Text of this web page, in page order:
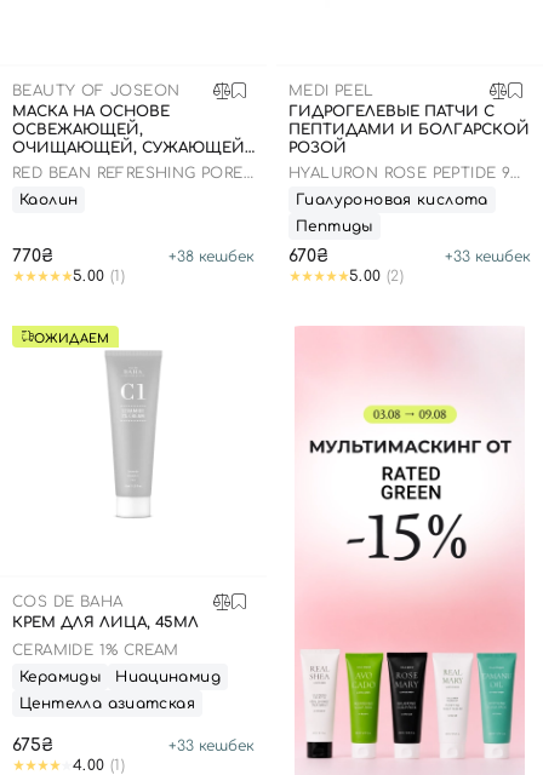
BEAUTY OF JOSEON
МАСКА НА ОСНОВЕ
ОСВЕЖАЮЩЕЙ,
ОЧИЩАЮЩЕЙ, СУЖАЮЩЕЙ
ПОРЫ БОБОВ 140МЛ
RED BEAN REFRESHING PORE
MASK
Каолин
770₴ +38 кешбек
5.00 (1)
MEDI PEEL
ГИДРОГЕЛЕВЫЕ ПАТЧИ С
ПЕПТИДАМИ И БОЛГАРСКОЙ
РОЗОЙ
HYALURON ROSE PEPTIDE 9
EYE PATCH
Гиалуроновая кислота
Пептиды
670₴ +33 кешбек
5.00 (2)
ОЖИДАЕМ
COS DE BAHA
КРЕМ ДЛЯ ЛИЦА, 45МЛ
CERAMIDE 1% CREAM
Керамиды
Ниацинамид
Центелла азиатская
675₴ +33 кешбек
4.00 (1)